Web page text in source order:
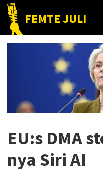
Hoppa
huvudnavigering
Hoppa
huvudinnehåll
Hoppa
det
FEMTE JULI
Nätet
till
EU:s DMA
nya Siri AI